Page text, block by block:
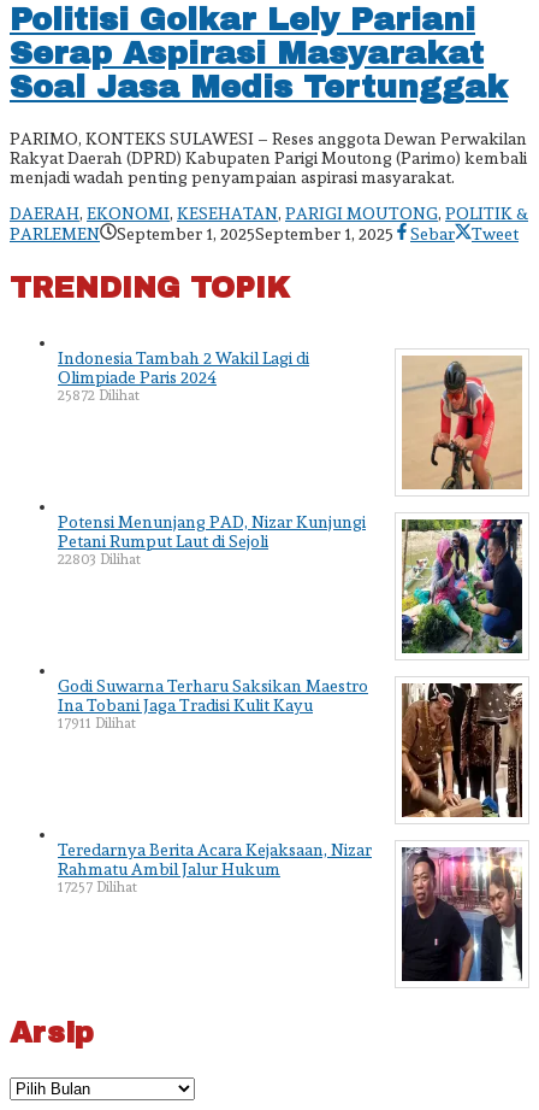
Politisi Golkar Lely Pariani
Serap Aspirasi Masyarakat
Soal Jasa Medis Tertunggak
PARIMO, KONTEKS SULAWESI – Reses anggota Dewan Perwakilan
Rakyat Daerah (DPRD) Kabupaten Parigi Moutong (Parimo) kembali
menjadi wadah penting penyampaian aspirasi masyarakat.
DAERAH, EKONOMI, KESEHATAN, PARIGI MOUTONG, POLITIK &
PARLEMEN
September 1, 2025September 1, 2025 olehSebar Tweet
TRENDING TOPIK
Indonesia Tambah 2 Wakil Lagi di
Olimpiade Paris 2024
25872 Dilihat
Potensi Menunjang PAD, Nizar Kunjungi
Petani Rumput Laut di Sejoli
22803 Dilihat
Godi Suwarna Terharu Saksikan Maestro
Ina Tobani Jaga Tradisi Kulit Kayu
17911 Dilihat
Teredarnya Berita Acara Kejaksaan, Nizar
Rahmatu Ambil Jalur Hukum
17257 Dilihat
Arsip
Arsip